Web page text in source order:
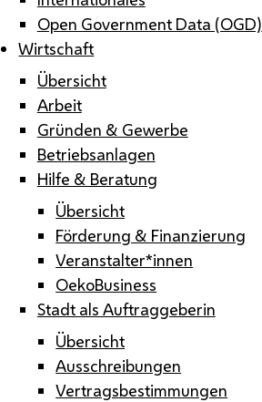
Open Government Data (OGD)
Wirtschaft
Übersicht
Arbeit
Gründen & Gewerbe
Betriebsanlagen
Hilfe & Beratung
Übersicht
Förderung & Finanzierung
Veranstalter*innen
OekoBusiness
Stadt als Auftraggeberin
Übersicht
Ausschreibungen
Vertragsbestimmungen